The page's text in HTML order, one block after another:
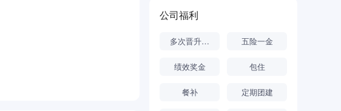
公司福利
多次晋升机会 五险一金
绩效奖金 包住
餐补 定期团建